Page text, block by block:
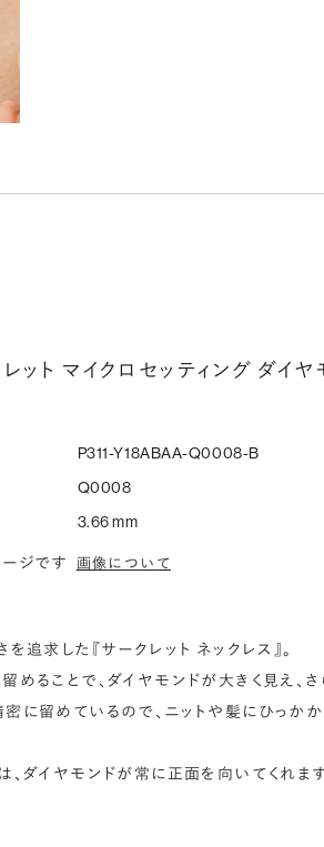
ット マイクロセッティング ダイ
P311-Y18ABAA-Q0008-B
Q0008
3.66 mm
ジです 画像について
を追求した『サークレット ネックレス』。
めることで、ダイヤモンドが大きく見え、
に留めているので、ニットや髪にひっか
、ダイヤモンドが常に正面を向いてくれます